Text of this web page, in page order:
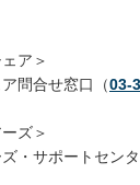
ア＞
問合せ窓口（03-
ズ＞
・サポートセン